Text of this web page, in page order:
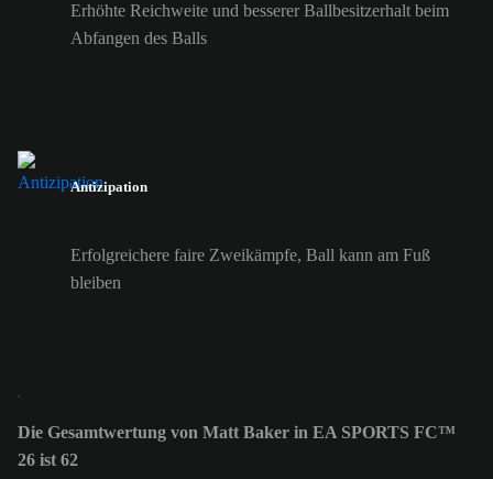
Erhöhte Reichweite und besserer Ballbesitzerhalt beim
Abfangen des Balls
Antizipation
Erfolgreichere faire Zweikämpfe, Ball kann am Fuß
bleiben
Die Gesamtwertung von Matt Baker in EA SPORTS FC™
26 ist 62